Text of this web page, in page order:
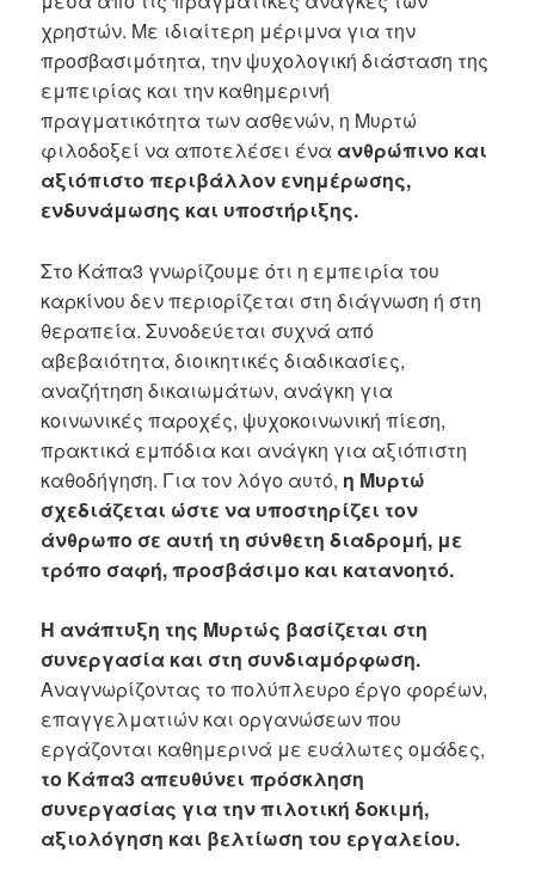
χρηστών. Με ιδιαίτερη μέριμνα για την
προσβασιμότητα, την ψυχολογική διάσταση της
εμπειρίας και την καθημερινή
πραγματικότητα των ασθενών, η Μυρτώ
φιλοδοξεί να αποτελέσει ένα ανθρώπινο και
αξιόπιστο περιβάλλον ενημέρωσης,
ενδυνάμωσης και υποστήριξης.
Στο Κάπα3 γνωρίζουμε ότι η εμπειρία του
καρκίνου δεν περιορίζεται στη διάγνωση ή στη
θεραπεία. Συνοδεύεται συχνά από
αβεβαιότητα, διοικητικές διαδικασίες,
αναζήτηση δικαιωμάτων, ανάγκη για
κοινωνικές παροχές, ψυχοκοινωνική πίεση,
πρακτικά εμπόδια και ανάγκη για αξιόπιστη
καθοδήγηση. Για τον λόγο αυτό, η Μυρτώ
σχεδιάζεται ώστε να υποστηρίζει τον
άνθρωπο σε αυτή τη σύνθετη διαδρομή, με
τρόπο σαφή, προσβάσιμο και κατανοητό.
Η ανάπτυξη της Μυρτώς βασίζεται στη
συνεργασία και στη συνδιαμόρφωση.
Αναγνωρίζοντας το πολύπλευρο έργο φορέων,
επαγγελματιών και οργανώσεων που
εργάζονται καθημερινά με ευάλωτες ομάδες,
το Κάπα3 απευθύνει πρόσκληση
συνεργασίας για την πιλοτική δοκιμή,
αξιολόγηση και βελτίωση του εργαλείου.